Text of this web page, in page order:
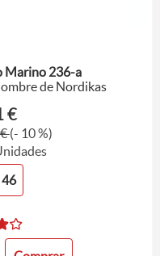
Marino 236-a
de Nordikas
€
(- 10 %)
46